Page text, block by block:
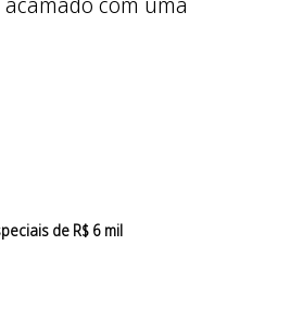
de R$ 6 mil